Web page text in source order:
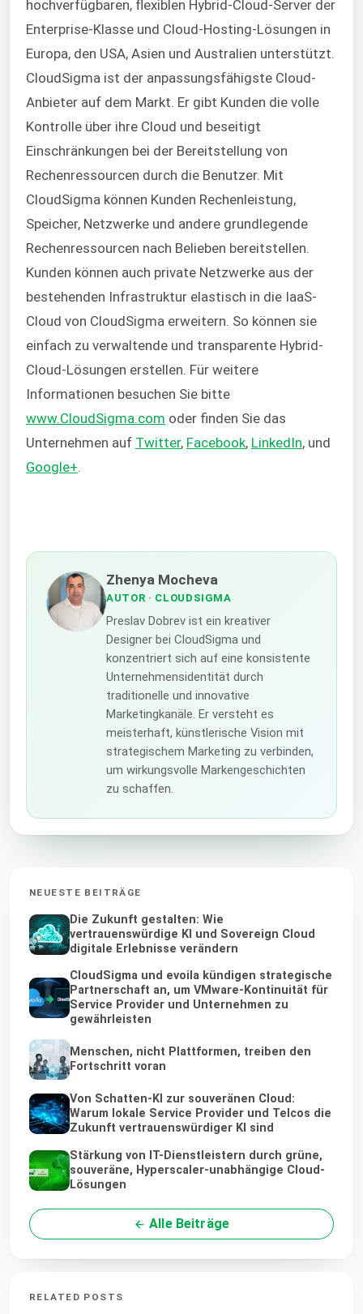
hochverfügbaren, flexiblen Hybrid-Cloud-Server der
Enterprise-Klasse und Cloud-Hosting-Lösungen in
Europa, den USA, Asien und Australien unterstützt.
CloudSigma ist der anpassungsfähigste Cloud-
Anbieter auf dem Markt. Er gibt Kunden die volle
Kontrolle über ihre Cloud und beseitigt
Einschränkungen bei der Bereitstellung von
Rechenressourcen durch die Benutzer. Mit
CloudSigma können Kunden Rechenleistung,
Speicher, Netzwerke und andere grundlegende
Rechenressourcen nach Belieben bereitstellen.
Kunden können auch private Netzwerke aus der
bestehenden Infrastruktur elastisch in die IaaS-
Cloud von CloudSigma erweitern. So können sie
einfach zu verwaltende und transparente Hybrid-
Cloud-Lösungen erstellen. Für weitere
Informationen besuchen Sie bitte
www.CloudSigma.com oder finden Sie das
Unternehmen auf Twitter, Facebook, LinkedIn, und
Google+.
Zhenya Mocheva
AUTOR · CLOUDSIGMA
Preslav Dobrev ist ein kreativer
Designer bei CloudSigma und
konzentriert sich auf eine konsistente
Unternehmensidentität durch
traditionelle und innovative
Marketingkanäle. Er versteht es
meisterhaft, künstlerische Vision mit
strategischem Marketing zu verbinden,
um wirkungsvolle Markengeschichten
zu schaffen.
NEUESTE BEITRÄGE
Die Zukunft gestalten: Wie
vertrauenswürdige KI und Sovereign Cloud
digitale Erlebnisse verändern
CloudSigma und evoila kündigen strategische
Partnerschaft an, um VMware-Kontinuität für
Service Provider und Unternehmen zu
gewährleisten
Menschen, nicht Plattformen, treiben den
Fortschritt voran
Von Schatten-KI zur souveränen Cloud:
Warum lokale Service Provider und Telcos die
Zukunft vertrauenswürdiger KI sind
Stärkung von IT-Dienstleistern durch grüne,
souveräne, Hyperscaler-unabhängige Cloud-
Lösungen
Alle Beiträge
RELATED POSTS